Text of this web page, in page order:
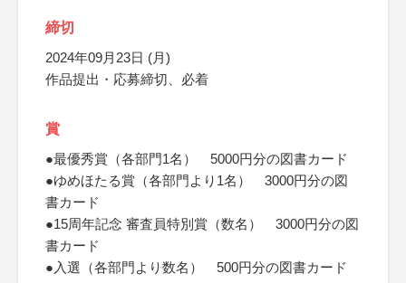
締切
2024年09月23日 (月)
作品提出・応募締切、必着
賞
●最優秀賞（各部門1名） 5000円分の図書カード
●ゆめほたる賞（各部門より1名） 3000円分の図
書カード
●15周年記念 審査員特別賞（数名） 3000円分の図
書カード
●入選（各部門より数名） 500円分の図書カード